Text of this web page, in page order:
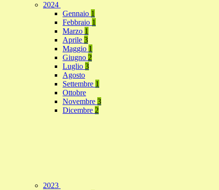
2024
Gennaio 1
Febbraio 1
Marzo 1
Aprile 3
Maggio 1
Giugno 2
Luglio 3
Agosto
Settembre 1
Ottobre
Novembre 3
Dicembre 2
2023